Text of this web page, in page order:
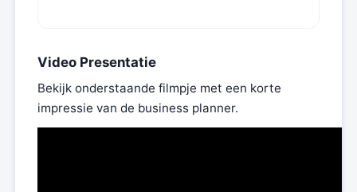
Video Presentatie
Bekijk onderstaande filmpje met een korte
impressie van de business planner.